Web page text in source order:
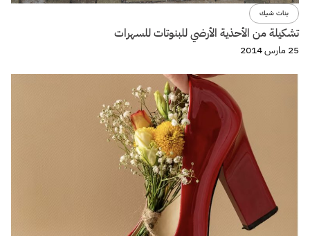
بنات شيك
تشكيلة من الأحذية الأرضي للبنوتات للسهرات
25 مارس 2014